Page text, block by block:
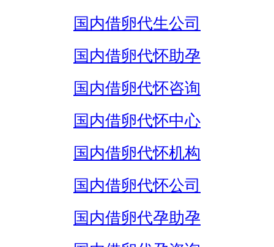
国内借卵代生公司
国内借卵代怀助孕
国内借卵代怀咨询
国内借卵代怀中心
国内借卵代怀机构
国内借卵代怀公司
国内借卵代孕助孕